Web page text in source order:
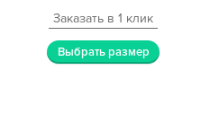
Заказать в 1 клик
Выбрать размер